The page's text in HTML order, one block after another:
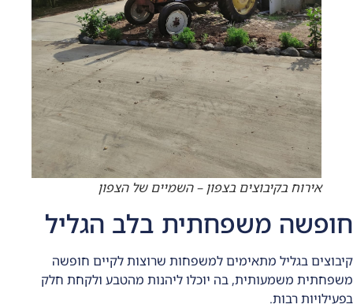
אירוח בקיבוצים בצפון – השמיים של הצפון
חופשה משפחתית בלב הגליל
קיבוצים בגליל מתאימים למשפחות שרוצות לקיים חופשה
משפחתית משמעותית, בה יוכלו ליהנות מהטבע ולקחת חלק
בפעילויות רבות.